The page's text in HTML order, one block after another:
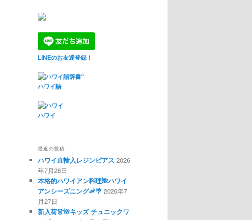
LINEのお友達登録！
ハワイ語
ハワイ
最近の投稿
ハワイ直輸入レジンピアス 2026
年7月28日
本格的ハワイアン料理🌺ハワイ
アンシーズニング🦐🌴 2026年7
月27日
新入荷👗🌺キッズ チュニックワ